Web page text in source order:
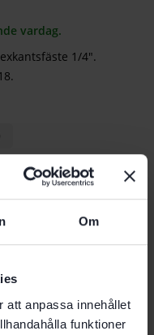
Om
att anpassa innehållet
funktioner
vardag.
1/4″.
¼”
5/16″
Hylsnyckel STSL-
en recension.